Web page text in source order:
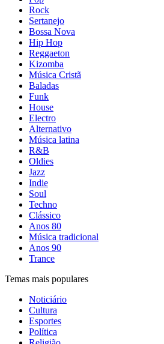
Rock
Sertanejo
Bossa Nova
Hip Hop
Reggaeton
Kizomba
Música Cristã
Baladas
Funk
House
Electro
Alternativo
Música latina
R&B
Oldies
Jazz
Indie
Soul
Techno
Clássico
Anos 80
Música tradicional
Anos 90
Trance
Temas mais populares
Noticiário
Cultura
Esportes
Política